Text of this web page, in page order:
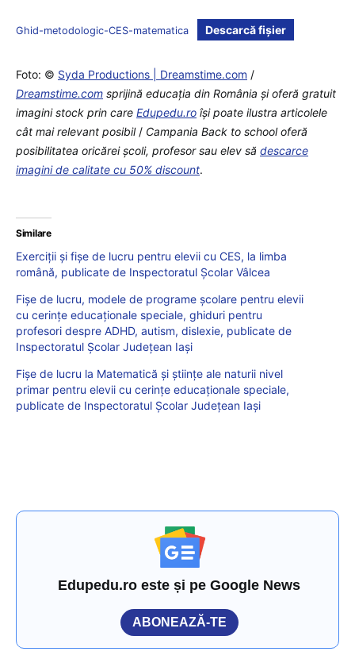
Ghid-metodologic-CES-matematica Descarcă fișier
Foto: © Syda Productions | Dreamstime.com /
Dreamstime.com sprijină educaţia din România şi oferă gratuit
imagini stock prin care Edupedu.ro îşi poate ilustra articolele
cât mai relevant posibil/ Campania Back to school oferă
posibilitatea oricărei școli, profesor sau elev să descarce
imagini de calitate cu 50% discount.
Similare
Exerciții și fișe de lucru pentru elevii cu CES, la limba
română, publicate de Inspectoratul Școlar Vâlcea
Fișe de lucru, modele de programe școlare pentru elevii
cu cerințe educaționale speciale, ghiduri pentru
profesori despre ADHD, autism, dislexie, publicate de
Inspectoratul Școlar Județean Iași
Fișe de lucru la Matematică și științe ale naturii nivel
primar pentru elevii cu cerințe educaționale speciale,
publicate de Inspectoratul Școlar Județean Iași
Edupedu.ro este și pe Google News
ABONEAZĂ-TE